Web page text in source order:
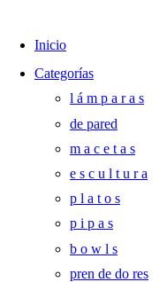
Inicio
Categorías
l á m p a r a s
de pared
m a c e t a s
e s c u l t u r a
p l a t o s
p i p a s
b o w l s
pren de do res